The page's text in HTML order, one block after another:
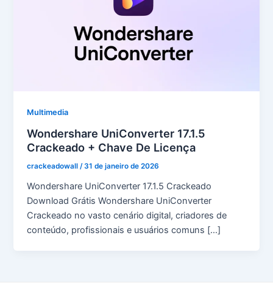
Multimedia
Wondershare UniConverter 17.1.5
Crackeado + Chave De Licença
crackeadowall/31 de janeiro de 2026
Wondershare UniConverter 17.1.5 Crackeado
Download Grátis Wondershare UniConverter
Crackeado no vasto cenário digital, criadores de
conteúdo, profissionais e usuários comuns […]